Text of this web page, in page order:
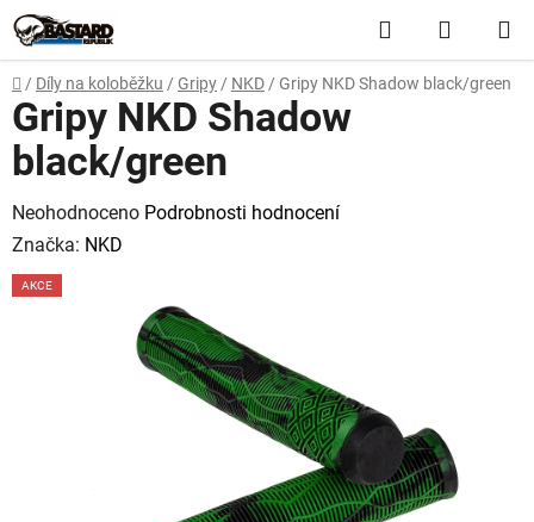
Přejít
na
obsah
Hledat
KOŠÍK
Domů
/ Díly na koloběžku / Gripy / NKD / Gripy NKD Shadow black/green
Gripy NKD Shadow
black/green
Průměrné
hodnocení
produktu
Neohodnoceno Podrobnosti hodnocení
Značka: NKD
AKCE